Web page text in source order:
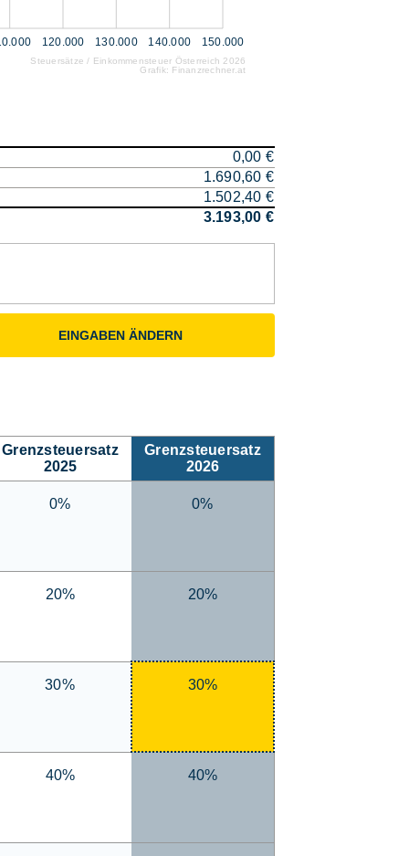
120.000 130.000 140.000 150.000
Steuersätze / Einkommensteuer Österreich 2026
Grafik: Finanzrechner.at
0,00 €
1.690,60 €
1.502,40 €
3.193,00 €
EINGABEN ÄNDERN
Grenzsteuersatz
2025
Grenzsteuersatz
2026
0% 0%
20% 20%
30% 30%
40% 40%